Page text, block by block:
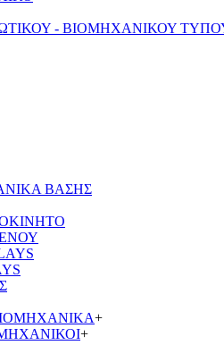
- ΒΙΟΜΗΧΑΝΙΚΟΥ
ΒΑΣΗΣ
+
+